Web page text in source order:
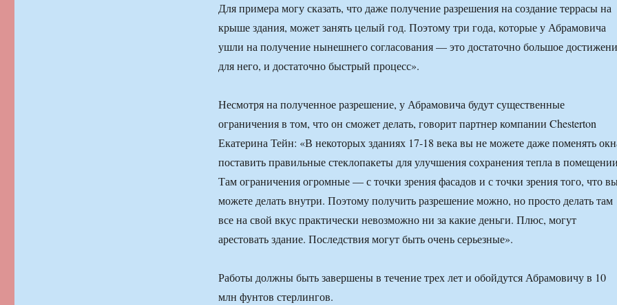
Для примера могу сказать, что даже получение разрешения на создание террасы на
крыше здания, может занять целый год. Поэтому три года, которые у Абрамовича
ушли на получение нынешнего согласования — это достаточно большое
для него, и достаточно быстрый процесс».
Несмотря на полученное разрешение, у Абрамовича будут существенные
ограничения в том, что он сможет делать, говорит партнер компании Chesterton
Екатерина Тейн: «В некоторых зданиях 17-18 века вы не можете даже поменять
поставить правильные стеклопакеты для улучшения сохранения тепла в
Там ограничения огромные — с точки зрения фасадов и с точки зрения того, что
можете делать внутри. Поэтому получить разрешение можно, но просто делать там
все на свой вкус практически невозможно ни за какие деньги. Плюс, могут
арестовать здание. Последствия могут быть очень серьезные».
Работы должны быть завершены в течение трех лет и обойдутся Абрамовичу в 10
млн фунтов стерлингов.